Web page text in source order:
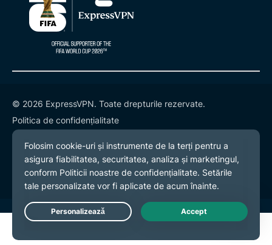
© 2026 ExpressVPN. Toate drepturile rezervate.
Politica de confidențialitate
Termeni și condiții
Preferințe cookies
Live Chat